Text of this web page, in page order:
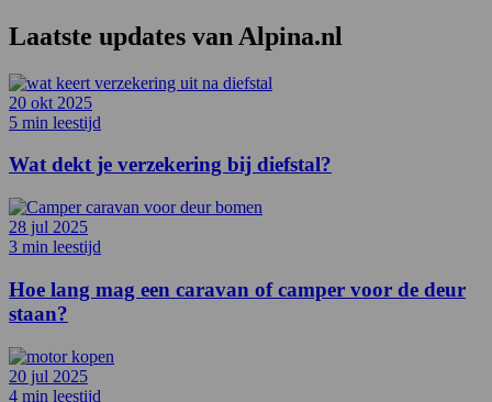
Laatste updates van Alpina.nl
20 okt 2025
5 min leestijd
Wat dekt je verzekering bij diefstal?
28 jul 2025
3 min leestijd
Hoe lang mag een caravan of camper voor de deur
staan?
20 jul 2025
4 min leestijd